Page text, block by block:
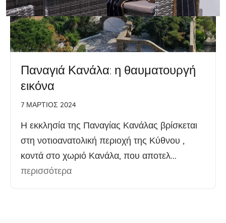
Παναγιά Κανάλα: η θαυματουργή
εικόνα
7 ΜΆΡΤΙΟΣ 2024
Η εκκλησία της Παναγίας Κανάλας βρίσκεται
στη νοτιοανατολική περιοχή της Κύθνου ,
κοντά στο χωριό Κανάλα, που αποτελ...
περισσότερα